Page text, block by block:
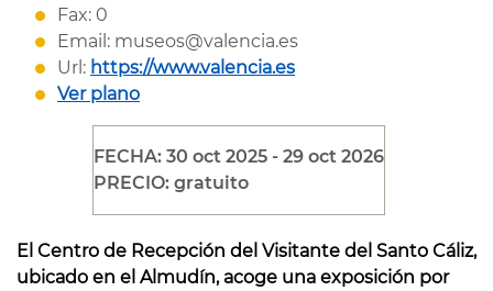
Fax: 0
Email: museos@valencia.es
Url: https://www.valencia.es
Ver plano
FECHA: 30 oct 2025 - 29 oct 2026
PRECIO: gratuito
El Centro de Recepción del Visitante del Santo Cáliz,
ubicado en el Almudín, acoge una exposición por